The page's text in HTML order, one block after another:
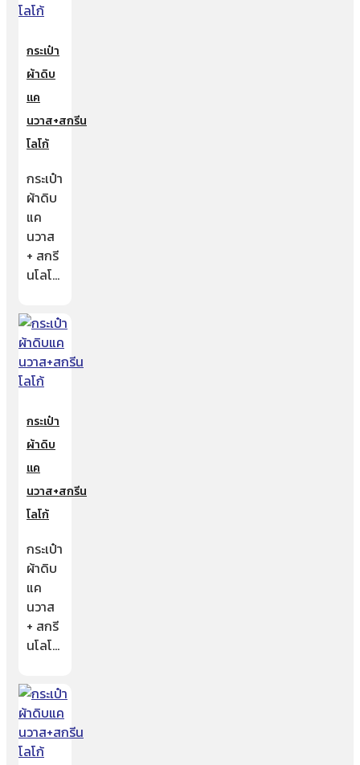
กระเป๋า
ผ้าดิบ
แค
นวาส+สกรีน
โลโก้
กระเป๋า
ผ้าดิบ
แค
นวาส
+ สกรี
นโลโ…
กระเป๋า
ผ้าดิบ
แค
นวาส+สกรีน
โลโก้
กระเป๋า
ผ้าดิบ
แค
นวาส
+ สกรี
นโลโ…